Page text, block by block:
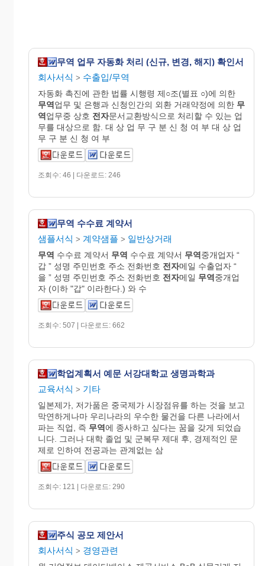
무역 업무 자동화 처리 (신규, 변경, 해지) 확인서
회사서식 > 수출입/무역
자동화 촉진에 관한 법률 시행령 제○조(별표 ○)에 의한
무역업무 및 은행과 신청인간의 외환 거래약정에 의한 무
역업무중 상호 전자문서교환방식으로 처리할 수 있는 업
무를 대상으로 함. 대 상 업 무 구 분 신 청 여 부 대 상 업
무 구 분 신 청 여 부
조회수: 46 | 다운로드: 246
무역 수수료 계약서
샘플서식 > 계약샘플 > 일반상거래
무역 수수료 계약서 무역 수수료 계약서 무역중개업자 “
갑 ” 성명 주민번호 주소 전화번호 전자메일 수출업자 “
을 ” 성명 주민번호 주소 전화번호 전자메일 무역중개업
자 (이하 "갑" 이라한다.) 와 수
조회수: 507 | 다운로드: 662
학업계획서 예문 서강대학교 생명과학과
교육서식 > 기타
일본제가, 저가품은 중국제가 시장점유를 하는 것을 보고
막연하게나마 우리나라의 우수한 물건을 다른 나라에서
파는 직업, 즉 무역에 종사하고 싶다는 꿈을 갖게 되었습
니다. 그러나 대학 졸업 및 군복무 제대 후, 경제적인 문
제로 인하여 전공과는 관계없는 삼
조회수: 121 | 다운로드: 290
주식 공모 제안서
회사서식 > 경영관련